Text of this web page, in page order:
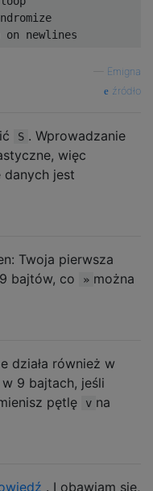
Emigna
źródło
S . Wprowadzanie
więc
jest
Twoja pierwsza
bajtów, co
» można
działa również w
9 bajtach, jeśli
pętlę v na
. I obawiam się,